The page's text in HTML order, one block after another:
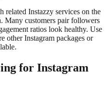
related Instazzy services on the
Many customers pair followers
ratios look healthy. Use
other Instagram packages or
for Instagram